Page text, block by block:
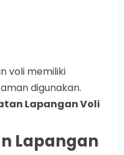
voli memiliki
digunakan.
Lapangan Voli
Lapangan